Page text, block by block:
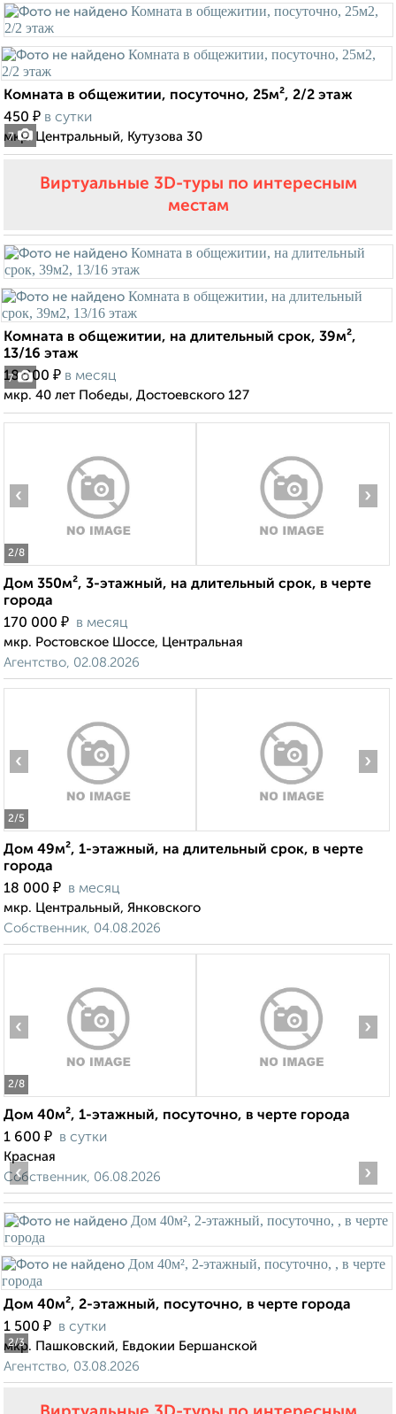
7
Комната в общежитии, посуточно, 25м², 2/2 этаж
450 ₽ в сутки
мкр. Центральный, Кутузова 30
Виртуальные 3D-туры по интересным
местам
7
Комната в общежитии, на длительный срок, 39м²,
13/16 этаж
18 000 ₽ в месяц
мкр. 40 лет Победы, Достоевского 127
2/8
‹ ›
Дом 350м², 3-этажный, на длительный срок, в черте
города
170 000 ₽ в месяц
мкр. Ростовское Шоссе, Центральная
Агентство, 02.08.2026
2/5
‹ ›
Дом 49м², 1-этажный, на длительный срок, в черте
города
18 000 ₽ в месяц
мкр. Центральный, Янковского
Собственник, 04.08.2026
2/8
‹ ›
Дом 40м², 1-этажный, посуточно, в черте города
1 600 ₽ в сутки
Красная
Собственник, 06.08.2026
2/3
‹ ›
Дом 40м², 2-этажный, посуточно, в черте города
1 500 ₽ в сутки
мкр. Пашковский, Евдокии Бершанской
Агентство, 03.08.2026